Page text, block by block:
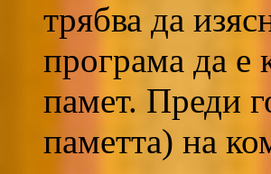
трябва да
програма да е
памет. Преди
паметта) на